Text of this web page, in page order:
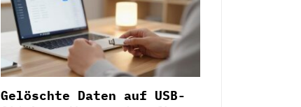
Gelöschte Daten auf USB-